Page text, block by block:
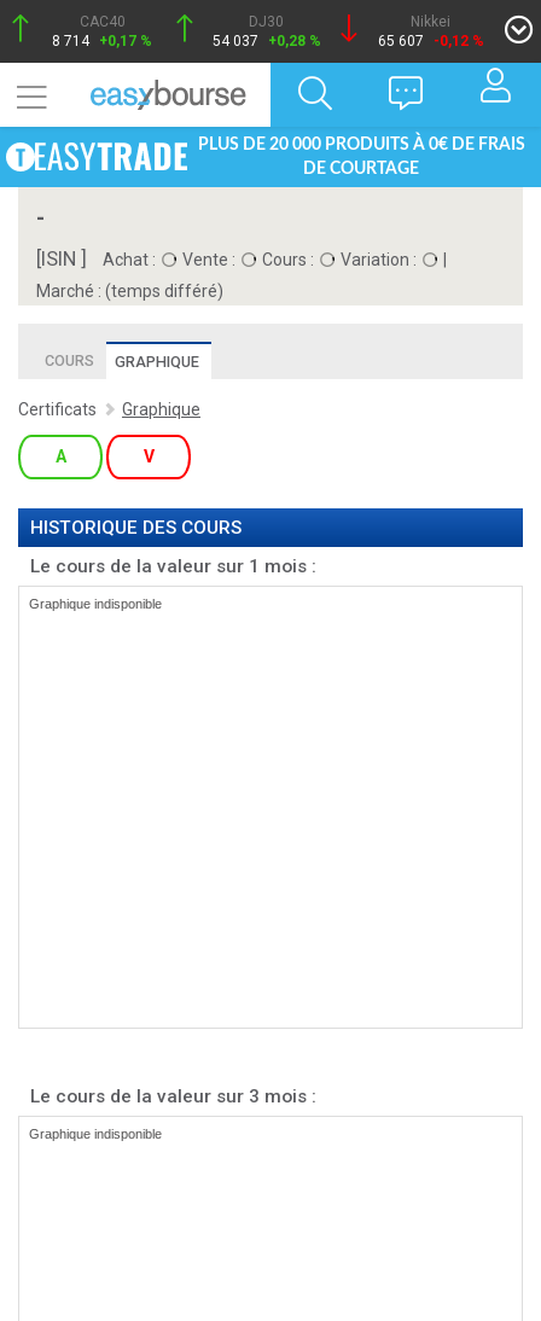
CAC40
8 714 +0,17 %
DJ30
54 037
+0,28 %
Nikkei
65 607
-0,12 %
PLUS DE 20 000 PRODUITS À 0€ DE FRAIS
DE COURTAGE
-
[ISIN ] Achat : Vente : Cours : Variation :
Marché : (temps différé)
COURS GRAPHIQUE
Certificats Graphique
A V
HISTORIQUE DES COURS
Le cours de la valeur sur 1 mois :
Le cours de la valeur sur 3 mois :